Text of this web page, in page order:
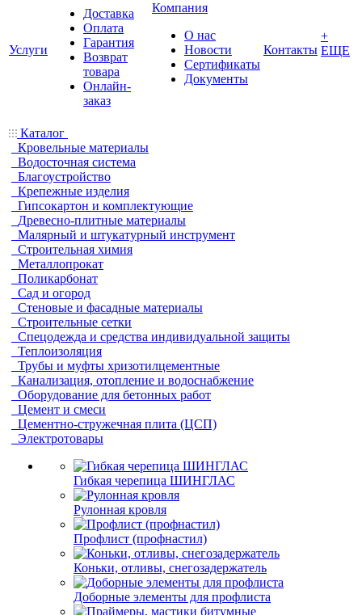
Услуги
Доставка
Оплата
Гарантия
Возврат
товара
Онлайн-
заказ
Компания
О нас
Новости
Сертификаты
Документы
Контакты
+
ЕЩЕ
Каталог
Кровельные материалы
Водосточная система
Благоустройство
Крепежные изделия
Гипсокартон и комплектующие
Древесно-плитные материалы
Малярный и штукатурный инструмент
Строительная химия
Металлопрокат
Поликарбонат
Сад и огород
Стеновые и фасадные материалы
Строительные сетки
Спецодежда и средства индивидуальной защиты
Теплоизоляция
Трубы и муфты хризотилцементные
Канализация, отопление и водоснабжение
Оборудование для бетонных работ
Цемент и смеси
Цементно-стружечная плита (ЦСП)
Электротовары
Гибкая черепица ШИНГЛАС
Рулонная кровля
Профлист (профнастил)
Коньки, отливы, снегозадержатель
Доборные элементы для профлиста